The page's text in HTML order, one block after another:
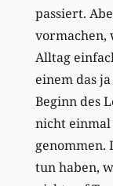
passiert.
vormachen,
Alltag
einem das
Beginn des
nicht
genommen.
tun haben,